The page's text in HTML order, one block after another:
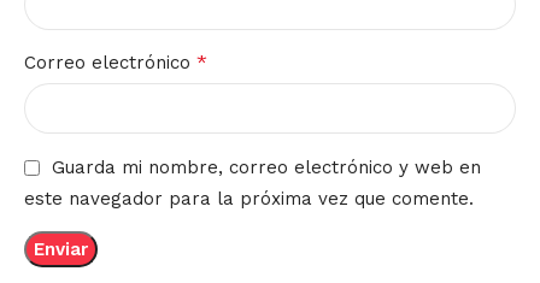
Correo electrónico *
Guarda mi nombre, correo electrónico y web en
este navegador para la próxima vez que comente.